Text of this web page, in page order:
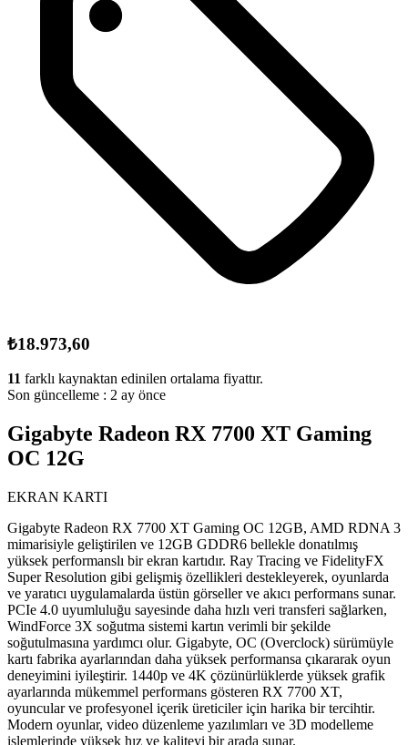
₺18.973,60
11 farklı kaynaktan edinilen ortalama fiyattır.
Son güncelleme : 2 ay önce
Gigabyte Radeon RX 7700 XT Gaming
OC 12G
EKRAN KARTI
Gigabyte Radeon RX 7700 XT Gaming OC 12GB, AMD RDNA 3
mimarisiyle geliştirilen ve 12GB GDDR6 bellekle donatılmış
yüksek performanslı bir ekran kartıdır. Ray Tracing ve FidelityFX
Super Resolution gibi gelişmiş özellikleri destekleyerek, oyunlarda
ve yaratıcı uygulamalarda üstün görseller ve akıcı performans sunar.
PCIe 4.0 uyumluluğu sayesinde daha hızlı veri transferi sağlarken,
WindForce 3X soğutma sistemi kartın verimli bir şekilde
soğutulmasına yardımcı olur. Gigabyte, OC (Overclock) sürümüyle
kartı fabrika ayarlarından daha yüksek performansa çıkararak oyun
deneyimini iyileştirir. 1440p ve 4K çözünürlüklerde yüksek grafik
ayarlarında mükemmel performans gösteren RX 7700 XT,
oyuncular ve profesyonel içerik üreticiler için harika bir tercihtir.
Modern oyunlar, video düzenleme yazılımları ve 3D modelleme
işlemlerinde yüksek hız ve kaliteyi bir arada sunar.